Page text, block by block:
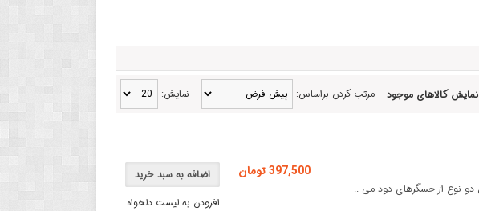
نمایش: مرتب کردن براساس: نمایش کالاهای موجود
اضافه به سبد خرید
افزودن به لیست دلخواه
397,500 تومان